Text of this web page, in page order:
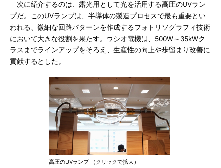
次に紹介するのは、露光用として光を活用する高圧のUVラン
プだ。このUVランプは、半導体の製造プロセスで最も重要とい
われる、微細な回路パターンを作成するフォトリソグラフィ技術
において大きな役割を果たす。ウシオ電機は、500W～35kWク
ラスまでラインアップをそろえ、生産性の向上や歩留まり改善に
貢献するとした。
高圧のUVランプ （クリックで拡大）